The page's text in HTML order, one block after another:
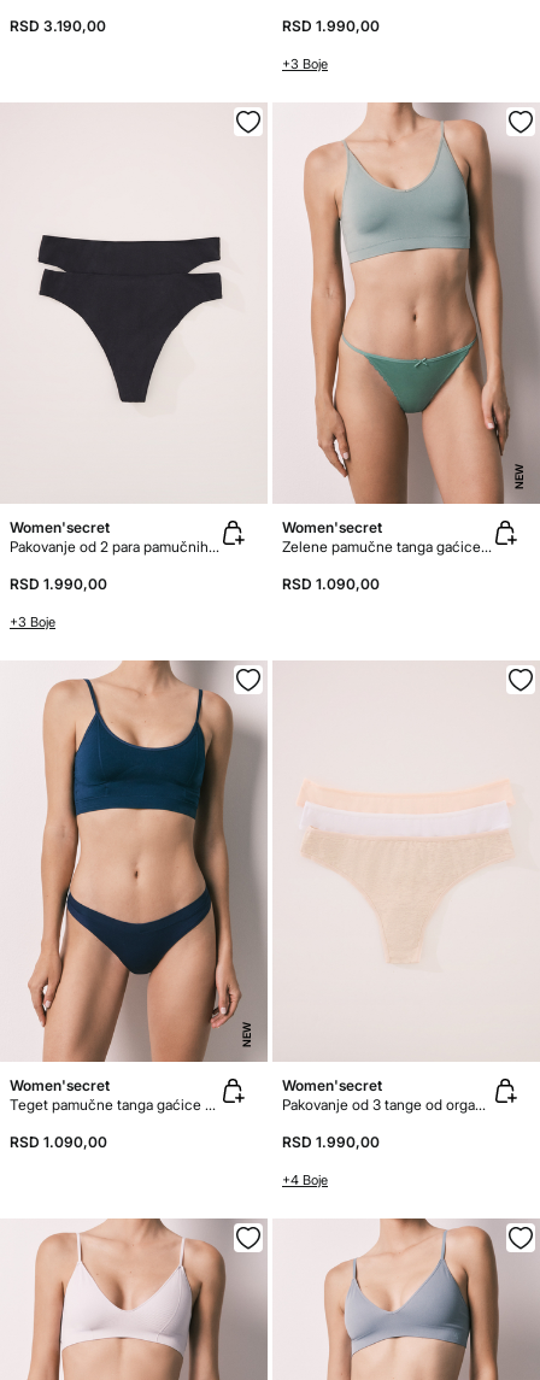
RSD 3.190,00 RSD 1.990,00
+3 Boje
Women'secret
Pakovanje od 2 para pamučnih tangica bez šavova
RSD 1.990,00
+3 Boje
NEW
Women'secret
Zelene pamučne tanga gaćice sa čipkom
RSD 1.090,00
NEW
Women'secret
Teget pamučne tanga gaćice sa naborima
RSD 1.090,00
Women'secret
Pakovanje od 3 tange od organski pamuk
RSD 1.990,00
+4 Boje